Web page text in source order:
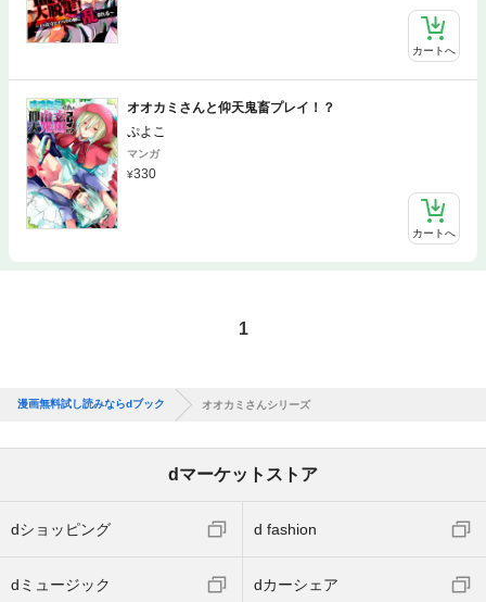
カートへ
オオカミさんと仰天鬼畜プレイ！？
ぷよこ
マンガ
330
カートへ
1
漫画無料試し読みならdブック オオカミさんシリーズ
dマーケットストア
dショッピング d fashion
dミュージック dカーシェア